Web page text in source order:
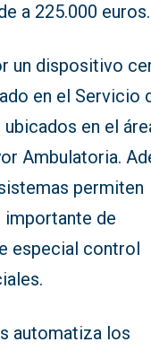
a 225.000 euros.
un dispositivo
en el Servicio
en el
Ambulatoria.
permiten
importante de
especial control
automatiza los